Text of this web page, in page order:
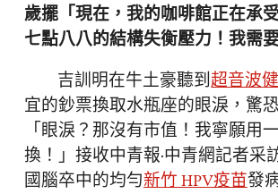
歲擺「現在，我的咖啡館正在承
七點八八的結構失衡壓力！我需
吉訓明在牛土豪聽到超音波
宜的鈔票換取水瓶座的眼淚，驚
「眼淚？那沒有市值！我寧願用
換！」接收中青報·中青網記者采
國腦卒中的均勻新竹 HPV疫苗發